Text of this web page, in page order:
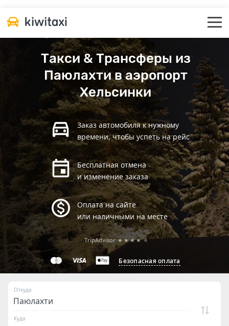
Такси & Трансферы из
Паюлахти в аэропорт
Хельсинки
Заказ автомобиля к нужному
времени, чтобы успеть на рейс
Бесплатная отмена
и изменение заказа
Оплата на сайте
или наличными на месте
Безопасная оплата
TripAdvisor ★★★★ 4
Откуда
Куда